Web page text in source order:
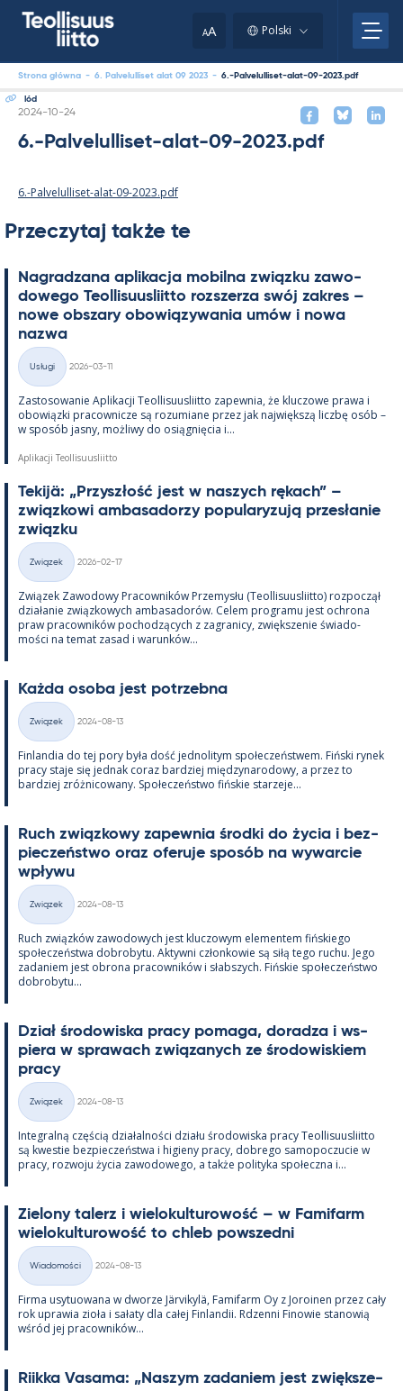
AA Polski
Strona główna - 6. Palvelulliset alat 09 2023 - 6.-Palvelulliset-alat-09-2023.pdf
lód
Kirjoitettu
2024-10-24
6.-Palvelulliset-alat-09-2023.pdf
6.-Palvelulliset-alat-09-2023.pdf
Przeczytaj także te
Na­gradzana apli­kacja mo­bilna związku zawo­
dowego Teol­li­suus­liitto rozszerza swój za­kres –
nowe obszary obowiązywa­nia umów i nowa
nazwa
Kategorie
Usługi
2026-03-11
Zas­to­sowa­nie Apli­kacji Teol­li­suus­liitto za­pew­nia, że kluczowe prawa i
obowiązki pracow­nicze są rozu­miane przez jak największą liczbę osób –
w sposób jasny, moż­liwy do osiąg­nięcia i...
Aplikacji Teollisuusliitto
Te­kijä: „Przyszłość jest w naszych rę­kach” –
związ­kowi am­ba­sa­dorzy po­pu­la­ryzują przesła­nie
związku
Kategorie
Związek
2026-02-17
Związek Zawo­dowy Pracow­ników Prze­mysłu (Teol­li­suus­liitto) roz­począł
działa­nie związ­kowych am­ba­sa­dorów. Ce­lem pro­gramu jest ochrona
praw pracow­ników poc­hodzących z za­gra­nicy, zwiększe­nie świa­do­
mości na te­mat za­sad i wa­runków...
Każda osoba jest potrzebna
Kategorie
Związek
2024-08-13
Fin­lan­dia do tej pory była dość jed­no­li­tym społeczeństwem. Fiński ry­nek
pracy staje się jed­nak co­raz bardziej między­na­ro­dowy, a przez to
bardziej zróż­nicowany. Społeczeństwo fińs­kie starzeje...
Ruch związ­kowy za­pew­nia środki do życia i bez­
pieczeństwo oraz ofe­ruje sposób na wywarcie
wpływu
Kategorie
Związek
2024-08-13
Ruch związków zawo­dowych jest kluczowym ele­men­tem fińs­kiego
społeczeństwa do­bro­bytu. Ak­tywni człon­kowie są siłą tego ruchu. Jego
za­da­niem jest obrona pracow­ników i słabszych. Fińs­kie społeczeństwo
do­bro­bytu...
Dział śro­dowiska pracy po­maga, do­radza i ws­
piera w sprawach związa­nych ze śro­dowis­kiem
pracy
Kategorie
Związek
2024-08-13
In­te­gralną częścią działal­ności działu śro­dowiska pracy Teol­li­suus­liitto
są kwes­tie bez­pieczeństwa i hi­gieny pracy, dobrego sa­mo­poczucie w
pracy, rozwoju życia zawo­dowego, a także po­li­tyka społeczna i...
Zie­lony ta­lerz i wie­lo­kul­tu­rowość – w Fa­mi­farm
wie­lo­kul­tu­rowość to ch­leb powszedni
Kategorie
Wiadomości
2024-08-13
Firma usy­tuowana w dworze Jär­vi­kylä, Fa­mi­farm Oy z Jo­roi­nen przez cały
rok uprawia zioła i sałaty dla całej Fin­lan­dii. Rdzenni Fi­nowie sta­nowią
wśród jej pracow­ników...
Riikka Va­sama: „Naszym za­da­niem jest zwiększe­